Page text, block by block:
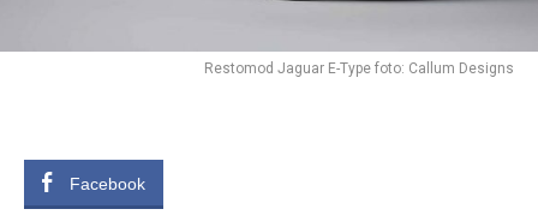
Restomod Jaguar E-Type foto: Callum Designs
Facebook